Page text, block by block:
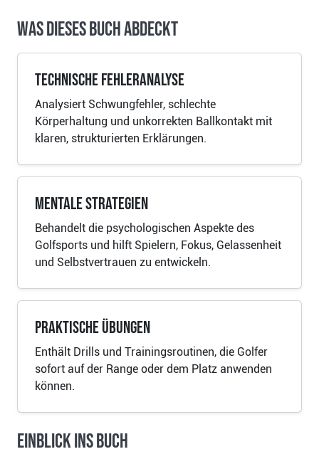
Was dieses Buch abdeckt
Technische Fehleranalyse
Analysiert Schwungfehler, schlechte
Körperhaltung und unkorrekten Ballkontakt mit
klaren, strukturierten Erklärungen.
Mentale Strategien
Behandelt die psychologischen Aspekte des
Golfsports und hilft Spielern, Fokus, Gelassenheit
und Selbstvertrauen zu entwickeln.
Praktische Übungen
Enthält Drills und Trainingsroutinen, die Golfer
sofort auf der Range oder dem Platz anwenden
können.
Einblick ins Buch